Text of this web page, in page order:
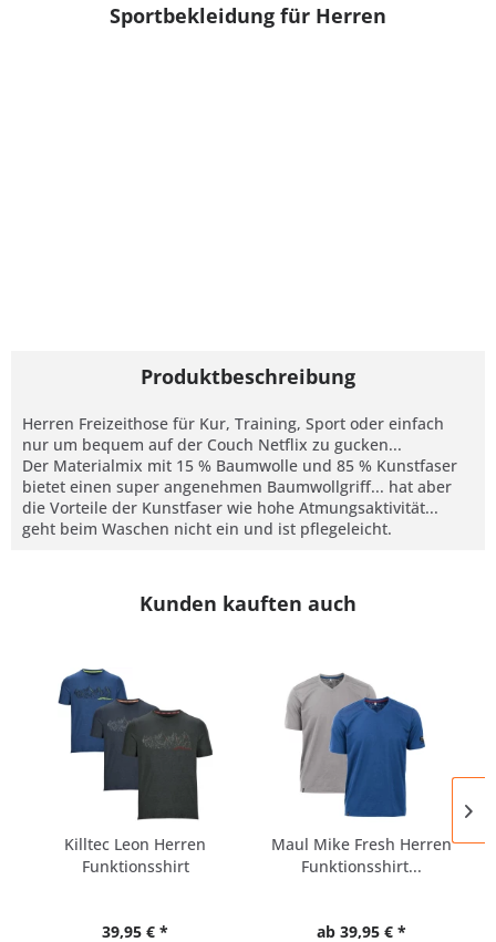
Sportbekleidung für Herren
Produktbeschreibung
Herren Freizeithose für Kur, Training, Sport oder einfach
nur um bequem auf der Couch Netflix zu gucken...
Der Materialmix mit 15 % Baumwolle und 85 % Kunstfaser
bietet einen super angenehmen Baumwollgriff... hat aber
die Vorteile der Kunstfaser wie hohe Atmungsaktivität...
geht beim Waschen nicht ein und ist pflegeleicht.
Kunden kauften auch
Killtec Leon Herren
Funktionsshirt
39,95 € *
Maul Mike Fresh Herren
Funktionsshirt...
ab 39,95 € *